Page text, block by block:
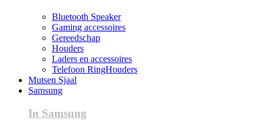
Bluetooth Speaker
Gaming accessoires
Gereedschap
Houders
Laders en accessoires
Telefoon RingHouders
Mutsen Sjaal
Samsung
In Samsung